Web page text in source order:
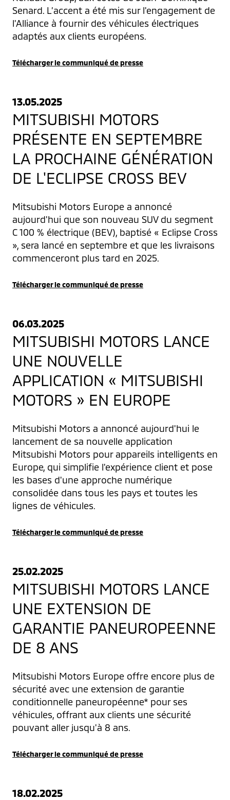
Senard. L’accent a été mis sur l'engagement de
l'Alliance à fournir des véhicules électriques
adaptés aux clients européens.
Télécharger le communiqué de presse
13.05.2025
MITSUBISHI MOTORS
PRÉSENTE EN SEPTEMBRE
LA PROCHAINE GÉNÉRATION
DE L'ECLIPSE CROSS BEV
Mitsubishi Motors Europe a annoncé
aujourd'hui que son nouveau SUV du segment
C 100 % électrique (BEV), baptisé « Eclipse Cross
», sera lancé en septembre et que les livraisons
commenceront plus tard en 2025.
Télécharger le communiqué de presse
06.03.2025
MITSUBISHI MOTORS LANCE
UNE NOUVELLE
APPLICATION « MITSUBISHI
MOTORS » EN EUROPE
Mitsubishi Motors a annoncé aujourd'hui le
lancement de sa nouvelle application
Mitsubishi Motors pour appareils intelligents en
Europe, qui simplifie l'expérience client et pose
les bases d'une approche numérique
consolidée dans tous les pays et toutes les
lignes de véhicules.
Télécharger le communiqué de presse
25.02.2025
MITSUBISHI MOTORS LANCE
UNE EXTENSION DE
GARANTIE PANEUROPEENNE
DE 8 ANS
Mitsubishi Motors Europe offre encore plus de
sécurité avec une extension de garantie
conditionnelle paneuropéenne* pour ses
véhicules, offrant aux clients une sécurité
pouvant aller jusqu'à 8 ans.
Télécharger le communiqué de presse
18.02.2025